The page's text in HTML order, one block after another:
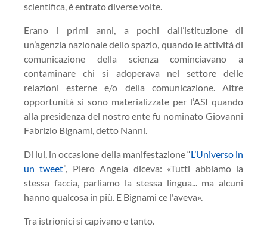
scientifica, è entrato diverse volte.
Erano i primi anni, a pochi dall’istituzione di
un’agenzia nazionale dello spazio, quando le attività di
comunicazione della scienza cominciavano a
contaminare chi si adoperava nel settore delle
relazioni esterne e/o della comunicazione. Altre
opportunità si sono materializzate per l’ASI quando
alla presidenza del nostro ente fu nominato Giovanni
Fabrizio Bignami, detto Nanni.
Di lui, in occasione della manifestazione “L’Universo in
un tweet”, Piero Angela diceva: «Tutti abbiamo la
stessa faccia, parliamo la stessa lingua... ma alcuni
hanno qualcosa in più. E Bignami ce l'aveva».
Tra istrionici si capivano e tanto.